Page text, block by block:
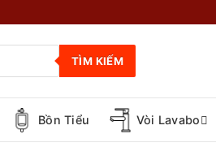
TÌM KIẾM
Bồn Tiểu Vòi Lavabo